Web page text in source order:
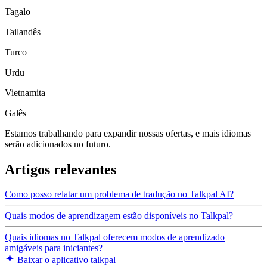
Tagalo
Tailandês
Turco
Urdu
Vietnamita
Galês
Estamos trabalhando para expandir nossas ofertas, e mais idiomas
serão adicionados no futuro.
Artigos relevantes
Como posso relatar um problema de tradução no Talkpal AI?
Quais modos de aprendizagem estão disponíveis no Talkpal?
Quais idiomas no Talkpal oferecem modos de aprendizado
amigáveis para iniciantes?
Baixar o aplicativo talkpal